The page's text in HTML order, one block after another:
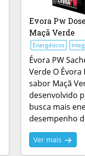
Evora Pw
Maçã Verde
Energéticos
Évora PW
Verde O Évora
sabor Maçã
desenvolvido
busca mais
desempenho
Ver mais